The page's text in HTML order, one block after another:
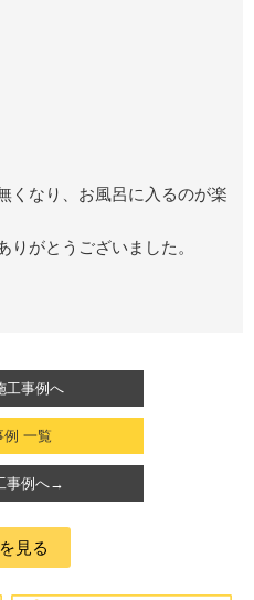
くなり、お風呂に入るのが楽
がとうございました。
工事例へ
例 一覧
事例へ→
見る